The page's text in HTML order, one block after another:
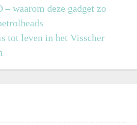
– waarom deze gadget zo
tot leven in het Visscher